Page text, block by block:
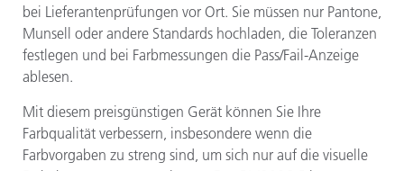
bei Lieferantenprüfungen vor Ort. Sie müssen nur Pantone,
Munsell oder andere Standards hochladen, die Toleranzen
festlegen und bei Farbmessungen die Pass/Fail-Anzeige
ablesen.
Mit diesem preisgünstigen Gerät können Sie Ihre
Farbqualität verbessern, insbesondere wenn die
Farbvorgaben zu streng sind, um sich nur auf die visuelle